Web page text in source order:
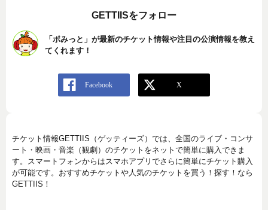
GETTIISをフォロー
「ポみっと」が最新のチケット情報や注目の公演情報を教え
てくれます！
チケット情報GETTIIS（ゲッティーズ）では、全国のライブ・コンサ
ート・映画・音楽（観劇）のチケットをネットで簡単に購入できま
す。スマートフォンからはスマホアプリでさらに簡単にチケット購入
が可能です。おすすめチケットや人気のチケットを買う！探す！なら
GETTIIS！